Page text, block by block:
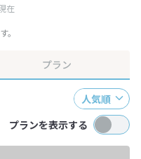
在
。
プラン
人気順
プランを表示する